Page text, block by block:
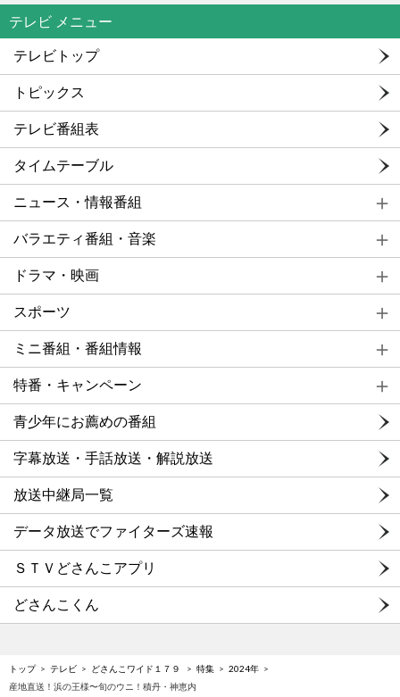
テレビ メニュー
テレビトップ
トピックス
テレビ番組表
タイムテーブル
ニュース・情報番組
バラエティ番組・音楽
ドラマ・映画
スポーツ
ミニ番組・番組情報
特番・キャンペーン
青少年にお薦めの番組
字幕放送・手話放送・解説放送
放送中継局一覧
データ放送でファイターズ速報
ＳＴＶどさんこアプリ
どさんこくん
トップ テレビ どさんこワイド１７９ 特集
2024年
産地直送！浜の王様〜旬のウニ！積丹・神恵内